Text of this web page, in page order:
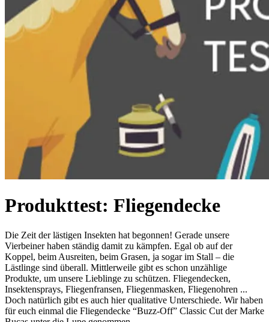
Produkttest: Fliegendecke
Die Zeit der lästigen Insekten hat begonnen! Gerade unsere
Vierbeiner haben ständig damit zu kämpfen. Egal ob auf der
Koppel, beim Ausreiten, beim Grasen, ja sogar im Stall – die
Lästlinge sind überall. Mittlerweile gibt es schon unzählige
Produkte, um unsere Lieblinge zu schützen. Fliegendecken,
Insektensprays, Fliegenfransen, Fliegenmasken, Fliegenohren ...
Doch natürlich gibt es auch hier qualitative Unterschiede. Wir haben
für euch einmal die Fliegendecke “Buzz-Off” Classic Cut der Marke